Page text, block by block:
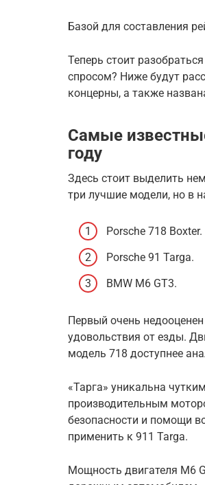
Базой для составления
Теперь стоит
спросом? Ниже будут
концерны, а также
Самые
году
Здесь стоит выделить
три лучшие модели, но в
Porsche 718 Boxter.
Porsche 91 Targa.
BMW M6 GT3.
Первый очень
удовольствия от езды.
модель 718 доступнее
«Тарга» уникальна
производительным
безопасности и помощи
применить к 911 Targa.
Мощность двигателя M6